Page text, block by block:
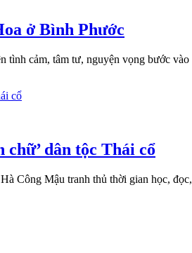
ở Bình Phước
cảm, tâm tư, nguyện vọng bước
chữ’ dân tộc Thái cổ
Công Mậu tranh thủ thời gian học,